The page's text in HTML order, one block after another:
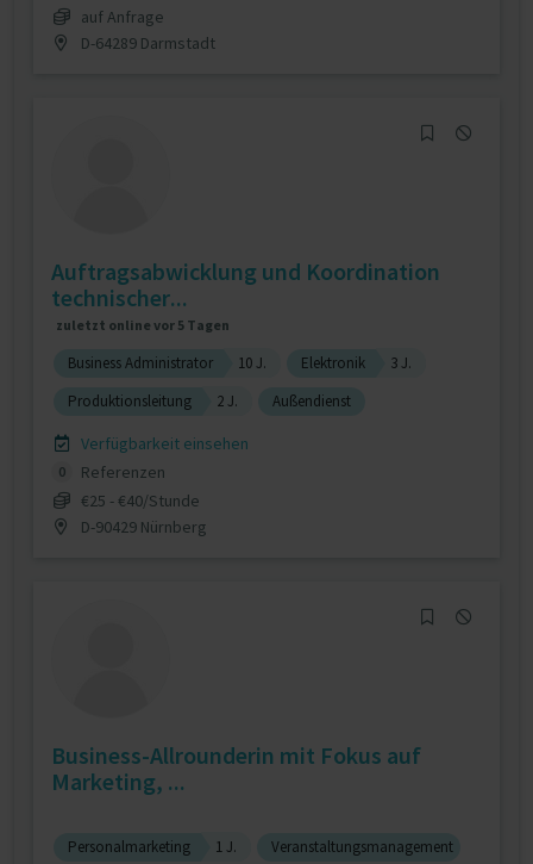
auf Anfrage
D-64289 Darmstadt
Auftragsabwicklung und Koordination
technischer...
zuletzt online vor 5 Tagen
Business Administrator 10 J. Elektronik
3 J.
Produktionsleitung
2 J. Außendienst
Verfügbarkeit einsehen
0
Referenzen
€25 - €40/Stunde
D-90429 Nürnberg
Business-Allrounderin mit Fokus auf
Marketing, ...
Personalmarketing 1 J.
Veranstaltungsmanagement